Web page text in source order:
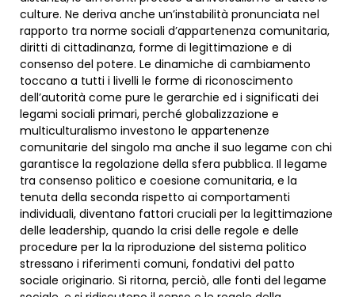
culture. Ne deriva anche un’instabilità pronunciata nel
rapporto tra norme sociali d’appartenenza comunitaria,
diritti di cittadinanza, forme di legittimazione e di
consenso del potere. Le dinamiche di cambiamento
toccano a tutti i livelli le forme di riconoscimento
dell’autorità come pure le gerarchie ed i significati dei
legami sociali primari, perché globalizzazione e
multiculturalismo investono le appartenenze
comunitarie del singolo ma anche il suo legame con chi
garantisce la regolazione della sfera pubblica. Il legame
tra consenso politico e coesione comunitaria, e la
tenuta della seconda rispetto ai comportamenti
individuali, diventano fattori cruciali per la legittimazione
delle leadership, quando la crisi delle regole e delle
procedure per la la riproduzione del sistema politico
stressano i riferimenti comuni, fondativi del patto
sociale originario. Si ritorna, perciò, alle fonti del legame